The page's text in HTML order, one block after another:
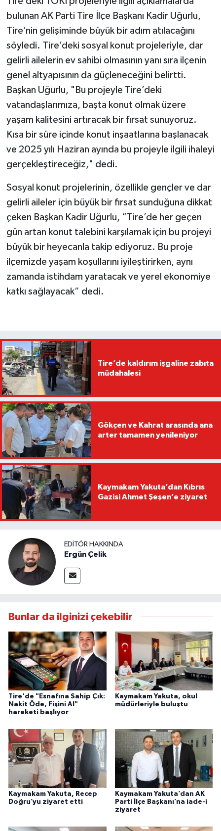
bulunan AK Parti Tire İlçe Başkanı Kadir Uğurlu,
Tire’nin gelişiminde büyük bir adım atılacağını
söyledi. Tire’deki sosyal konut projeleriyle, dar
gelirli ailelerin ev sahibi olmasının yanı sıra ilçenin
genel altyapısının da güçleneceğini belirtti.
Başkan Uğurlu, "Bu projeyle Tire’deki
vatandaşlarımıza, başta konut olmak üzere
yaşam kalitesini artıracak bir fırsat sunuyoruz.
Kısa bir süre içinde konut inşaatlarına başlanacak
ve 2025 yılı Haziran ayında bu projeyle ilgili ihaleyi
gerçekleştireceğiz," dedi.
Sosyal konut projelerinin, özellikle gençler ve dar
gelirli aileler için büyük bir fırsat sunduğuna dikkat
çeken Başkan Kadir Uğurlu, “Tire’de her geçen
gün artan konut talebini karşılamak için bu projeyi
büyük bir heyecanla takip ediyoruz. Bu proje
ilçemizde yaşam koşullarını iyileştirirken, aynı
zamanda istihdam yaratacak ve yerel ekonomiye
katkı sağlayacak” dedi.
Tire’de kaldırım işgaline zabıta
müdahalesi
Gökçen ve Kahrat arasında ana
arter tamamen yenileniyor
Kaymakam Yakuta’dan Kıbrıs
Gazisi Ahmet Şeşen’e ziyaret
EDITÖR HAKKINDA
Ergün Çelik
Bunlar da ilginizi çekebilir
Tire'de "Esnafına Sahip Çık:
Nakit Öde, Fişini Al"
hareketi başlıyor
Kaymakam Yakuta, okul
müdürleriyle buluştu
Kaymakam Yakuta, Recep
Doğru’yu ziyaret etti
Kaymakam Yakuta’dan AK
Parti İlçe Başkanı’na iade-i
ziyaret